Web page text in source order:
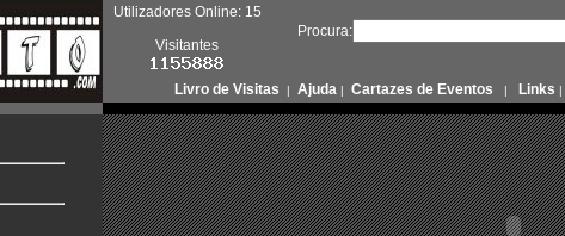
Utilizadores Online: 15
Visitantes
Procura:
Livro de Visitas | Ajuda | Cartazes de Eventos | Links |